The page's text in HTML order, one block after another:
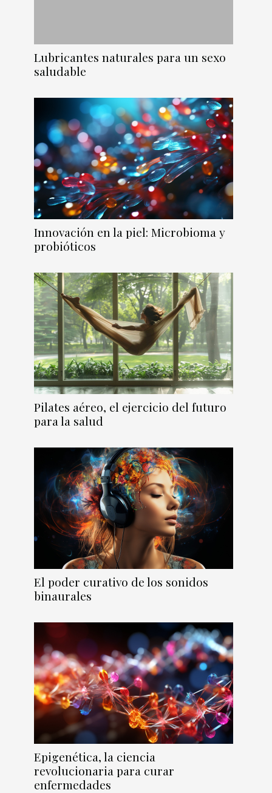
Lubricantes naturales para un sexo
saludable
Innovación en la piel: Microbioma y
probióticos
Pilates aéreo, el ejercicio del futuro
para la salud
El poder curativo de los sonidos
binaurales
Epigenética, la ciencia
revolucionaria para curar
enfermedades